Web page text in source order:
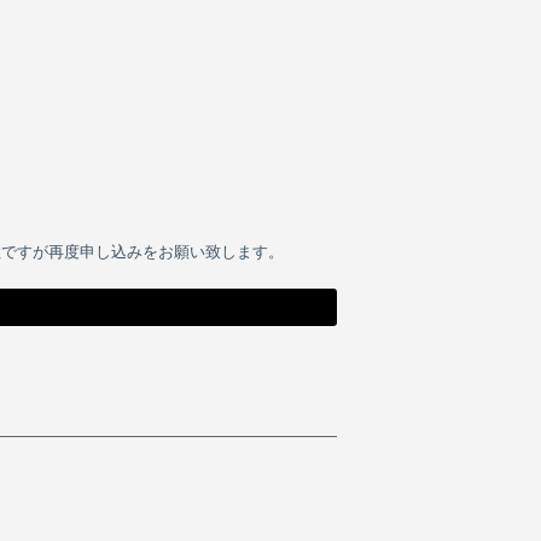
すが再度申し込みをお願い致します。